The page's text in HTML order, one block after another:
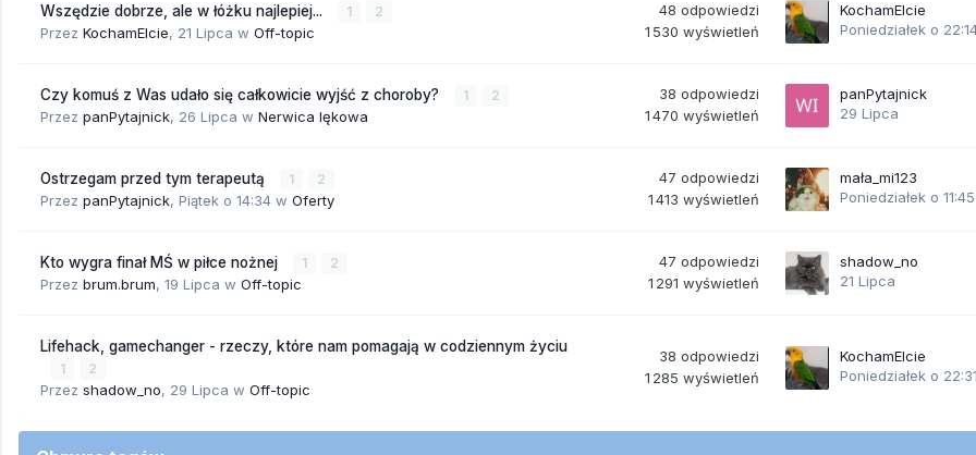
Wszędzie dobrze, ale w łóżku najlepiej... 1 2
Przez KochamElcie, 21 Lipca w Off-topic
48 odpowiedzi
1 530 wyświetleń
KochamElcie
Poniedziałek o
Czy komuś z Was udało się całkowicie wyjść z choroby? 1 2
Przez panPytajnick, 26 Lipca w Nerwica lękowa
38 odpowiedzi
1 470 wyświetleń
panPytajnick
29 Lipca
Ostrzegam przed tym terapeutą 1 2
Przez panPytajnick, Piątek o 14:34 w Oferty
47 odpowiedzi
1 413 wyświetleń
mała_mi123
Poniedziałek o 11:45
Kto wygra finał MŚ w piłce nożnej 1 2
Przez brum.brum, 19 Lipca w Off-topic
47 odpowiedzi
1 291 wyświetleń
shadow_no
21 Lipca
Lifehack, gamechanger - rzeczy, które nam pomagają w codziennym życiu
1 2
Przez shadow_no, 29 Lipca w Off-topic
38 odpowiedzi
1 285 wyświetleń
KochamElcie
Poniedziałek o